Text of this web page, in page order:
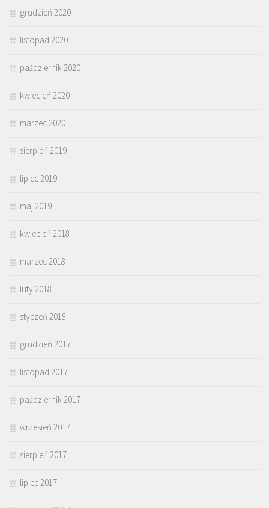
grudzień 2020
listopad 2020
październik 2020
kwiecień 2020
marzec 2020
sierpień 2019
lipiec 2019
maj 2019
kwiecień 2018
marzec 2018
luty 2018
styczeń 2018
grudzień 2017
listopad 2017
październik 2017
wrzesień 2017
sierpień 2017
lipiec 2017